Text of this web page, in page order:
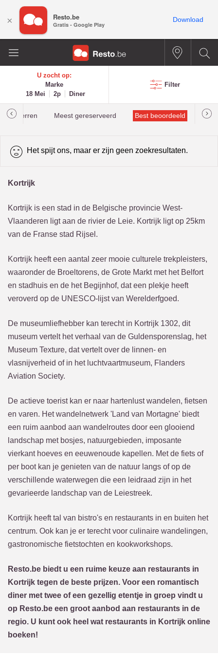
U zocht op:
Marke
18 Mei
2p Diner
Filter
Meest gereserveerd Best beoordeeld
Het spijt ons, maar er zijn geen zoekresultaten.
Kortrijk
Kortrijk is een stad in de Belgische provincie West-
Vlaanderen ligt aan de rivier de Leie. Kortrijk ligt op 25km
van de Franse stad Rijsel.
Kortrijk heeft een aantal zeer mooie culturele trekpleisters,
waaronder de Broeltorens, de Grote Markt met het Belfort
en stadhuis en de het Begijnhof, dat een plekje heeft
veroverd op de UNESCO-lijst van Werelderfgoed.
De museumliefhebber kan terecht in Kortrijk 1302, dit
museum vertelt het verhaal van de Guldensporenslag, het
Museum Texture, dat vertelt over de linnen- en
vlasnijverheid of in het luchtvaartmuseum, Flanders
Aviation Society.
De actieve toerist kan er naar hartenlust wandelen, fietsen
en varen. Het wandelnetwerk 'Land van Mortagne' biedt
een ruim aanbod aan wandelroutes door een glooiend
landschap met bosjes, natuurgebieden, imposante
vierkant hoeves en eeuwenoude kapellen. Met de fiets of
per boot kan je genieten van de natuur langs of op de
verschillende waterwegen die een leidraad zijn in het
gevarieerde landschap van de Leiestreek.
Kortrijk heeft tal van bistro's en restaurants in en buiten het
centrum. Ook kan je er terecht voor culinaire wandelingen,
gastronomische fietstochten en kookworkshops.
Resto.be biedt u een ruime keuze aan restaurants in
Kortrijk tegen de beste prijzen. Voor een romantisch
diner met twee of een gezellig etentje in groep vindt u
op Resto.be een groot aanbod aan restaurants in de
regio. U kunt ook heel wat restaurants in Kortrijk online
boeken!
× Resto.be
Gratis - Google Play
Download